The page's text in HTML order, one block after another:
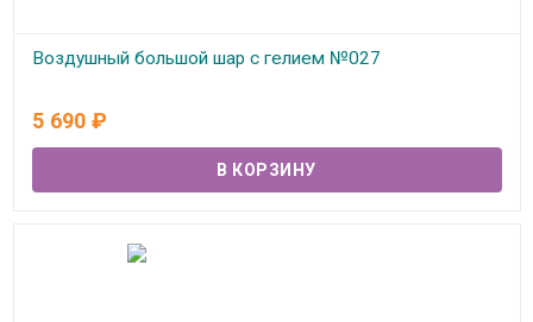
Воздушный большой шар с гелием №027
5 690 ₽